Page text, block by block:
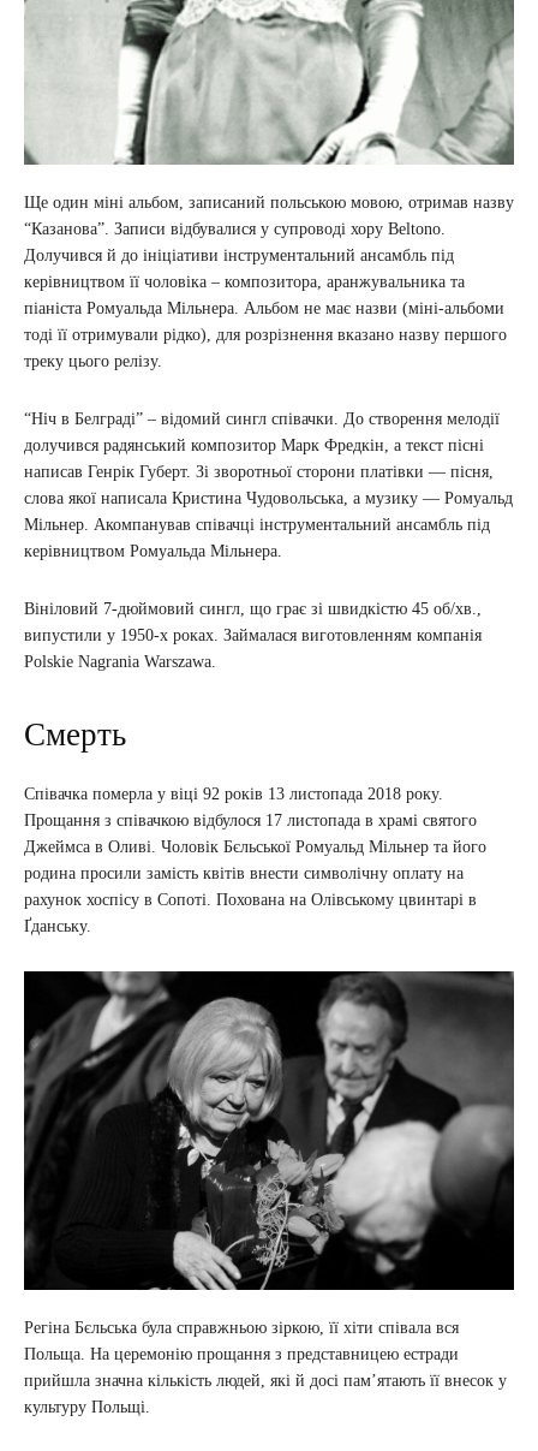
Ще один міні альбом, записаний польською мовою, отримав назву
“Казанова”. Записи відбувалися у супроводі хору Beltono.
Долучився й до ініціативи інструментальний ансамбль під
керівництвом її чоловіка – композитора, аранжувальника та
піаніста Ромуальда Мільнера. Альбом не має назви (міні-альбоми
тоді її отримували рідко), для розрізнення вказано назву першого
треку цього релізу.
“Ніч в Белграді” – відомий сингл співачки. До створення мелодії
долучився радянський композитор Марк Фредкін, а текст пісні
написав Генрік Губерт. Зі зворотньої сторони платівки — пісня,
слова якої написала Кристина Чудовольська, а музику — Ромуальд
Мільнер. Акомпанував співачці інструментальний ансамбль під
керівництвом Ромуальда Мільнера.
Вініловий 7-дюймовий сингл, що грає зі швидкістю 45 об/хв.,
випустили у 1950-х роках. Займалася виготовленням компанія
Polskie Nagrania Warszawa.
Смерть
Співачка померла у віці 92 років 13 листопада 2018 року.
Прощання з співачкою відбулося 17 листопада в храмі святого
Джеймса в Оливі. Чоловік Бєльської Ромуальд Мільнер та його
родина просили замість квітів внести символічну оплату на
рахунок хоспісу в Сопоті. Похована на Олівському цвинтарі в
Ґданську.
Регіна Бєльська була справжньою зіркою, її хіти співала вся
Польща. На церемонію прощання з представницею естради
прийшла значна кількість людей, які й досі пам’ятають її внесок у
культуру Польщі.